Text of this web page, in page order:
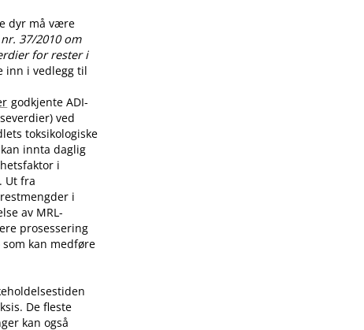
dyr må være
37/2010 om
for rester i
inn i vedlegg til
godkjente ADI-
ved
toksikologiske
innta daglig
i
Ut fra
i
av MRL-
prosessering
kan medføre
De fleste
kan også